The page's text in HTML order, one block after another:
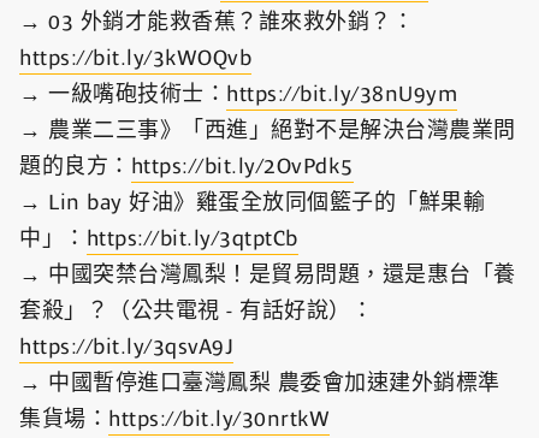
→ 03 外銷才能救香蕉？誰來救外銷？：
https://bit.ly/3kWOQvb​
→ 一級嘴砲技術士： https://bit.ly/38nU9ym​
→ 農業二三事》「西進」絕對不是解決台灣農業問
題的良方： https://bit.ly/2OvPdk5​
→ Lin bay 好油》雞蛋全放同個籃子的「鮮果輸
中」： https://bit.ly/3qtptCb​
→ 中國突禁台灣鳳梨！是貿易問題，還是惠台「養
套殺」？（公共電視 - 有話好說）：
https://bit.ly/3qsvA9J​
→ 中國暫停進口臺灣鳳梨 農委會加速建外銷標準
集貨場： https://bit.ly/30nrtkW​